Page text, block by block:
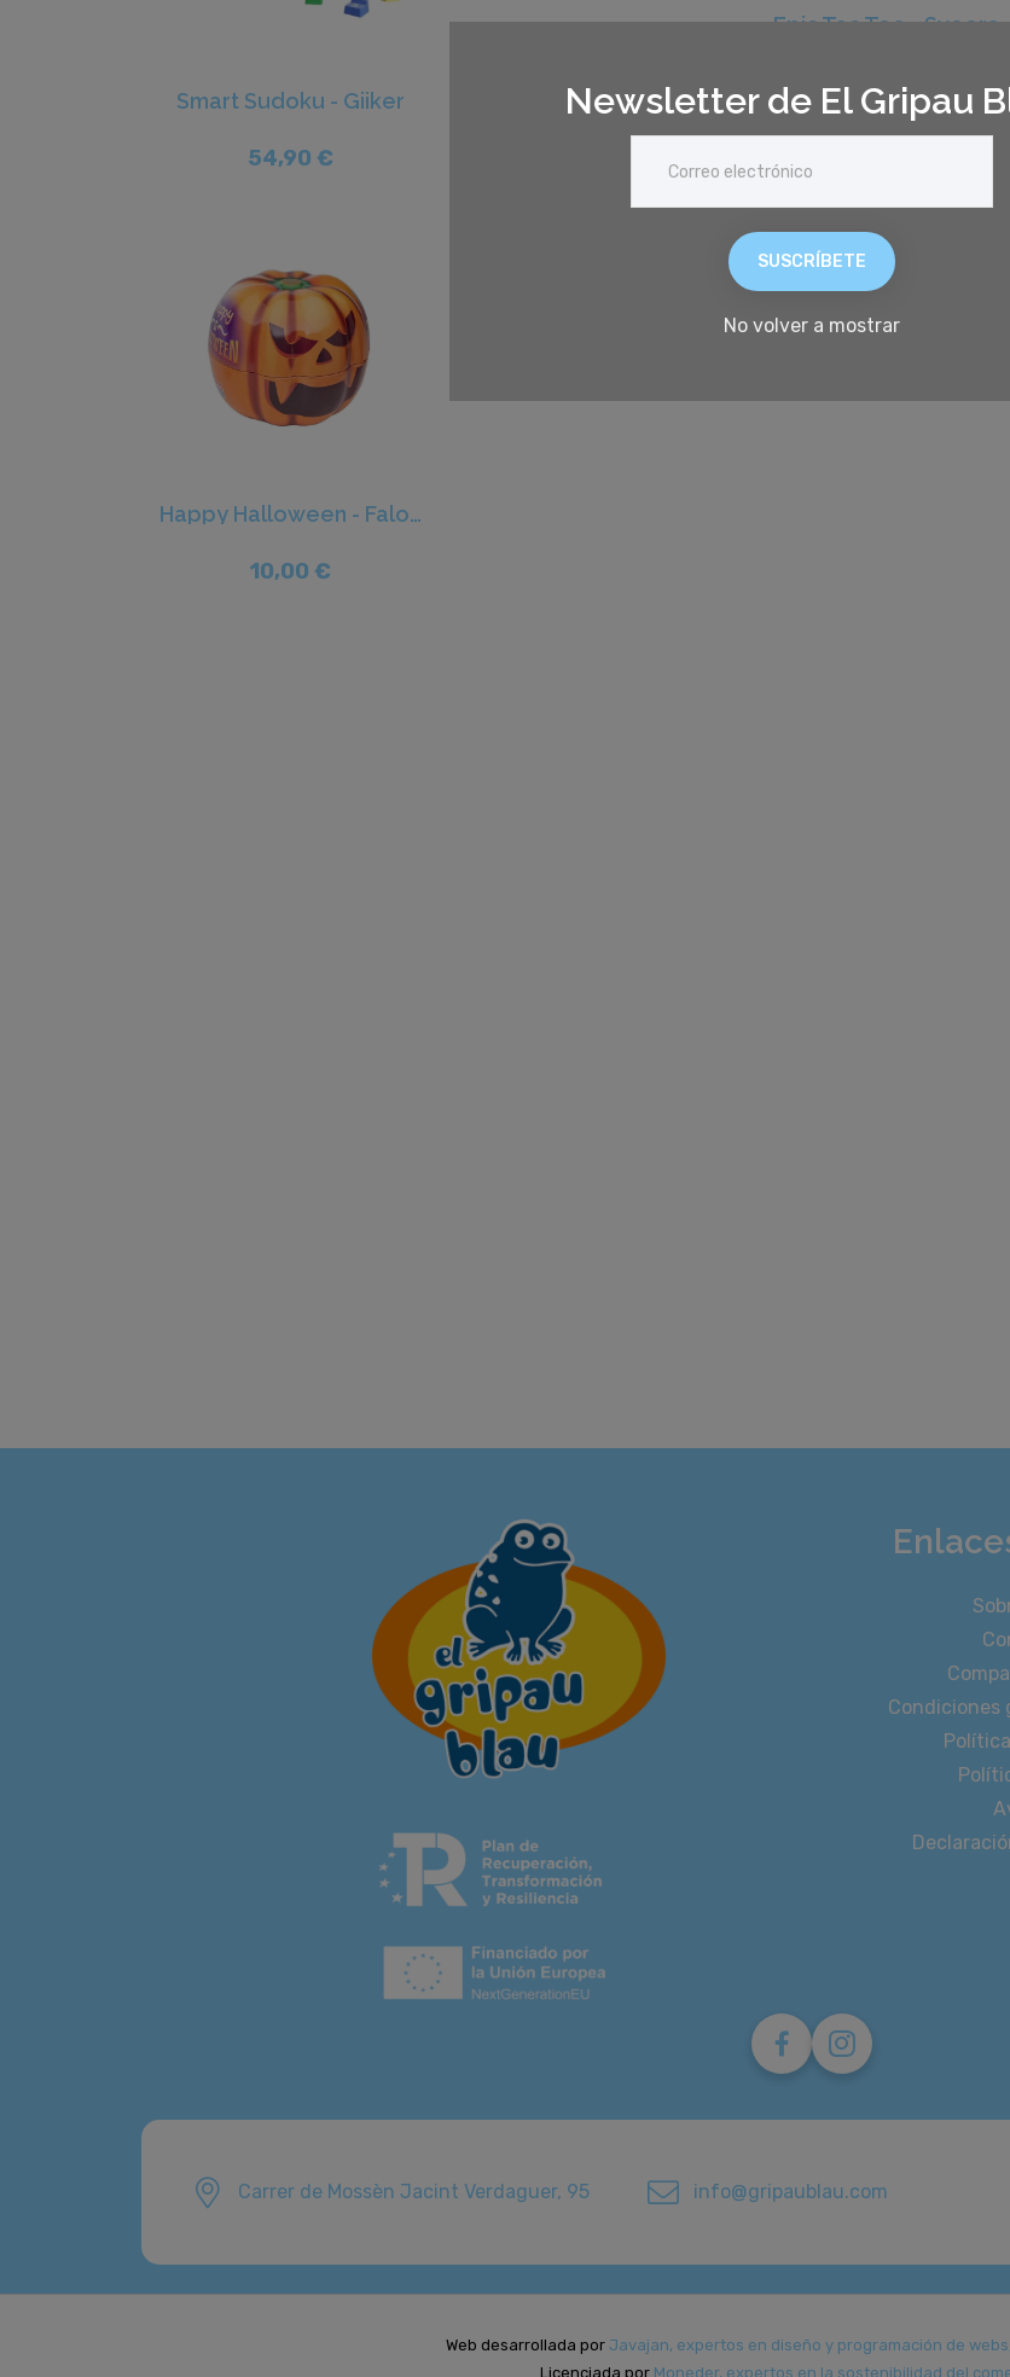
Newsletter de El Gripau
SUSCRÍBETE
No volver a mostrar
Smart Sudoku - Giiker
54,90 €
45,90 €
Epic Tac Toe - Svoora
27,90 €
Happy Halloween - Falomir
10,00 €
Condiciones
Carrer de Mossèn Jacint Verdaguer, 95 info@gripaublau.com
Web desarrollada por Javajan, expertos en diseño y programación de
Licenciada por Moneder, expertos en la sostenibilidad del